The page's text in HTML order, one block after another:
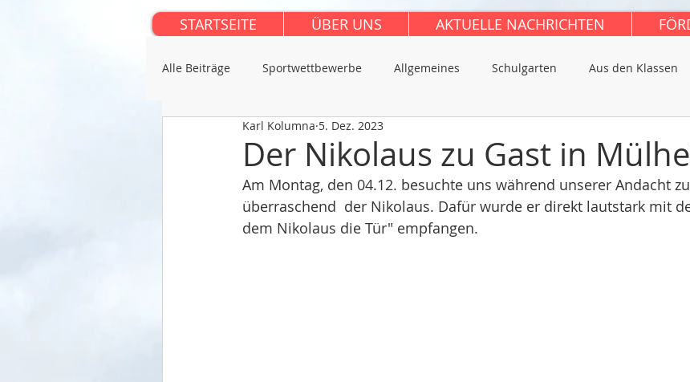
STARTSEITE ÜBER UNS AKTUELLE NACHRICHTEN
Alle Beiträge Sportwettbewerbe Allgemeines Schulgarten Aus den Klassen
Der Nikolaus zu Gast in
Karl Kolumna 5. Dez. 2023
Am Montag, den 04.12. besuchte uns während unserer Andacht
überraschend  der Nikolaus. Dafür wurde er direkt lautstark mit
dem Nikolaus die Tür" empfangen.